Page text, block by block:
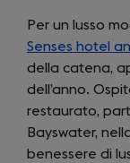
Per un lusso
Senses hotel
della catena,
dell’anno.
restaurato,
Bayswater,
benessere di